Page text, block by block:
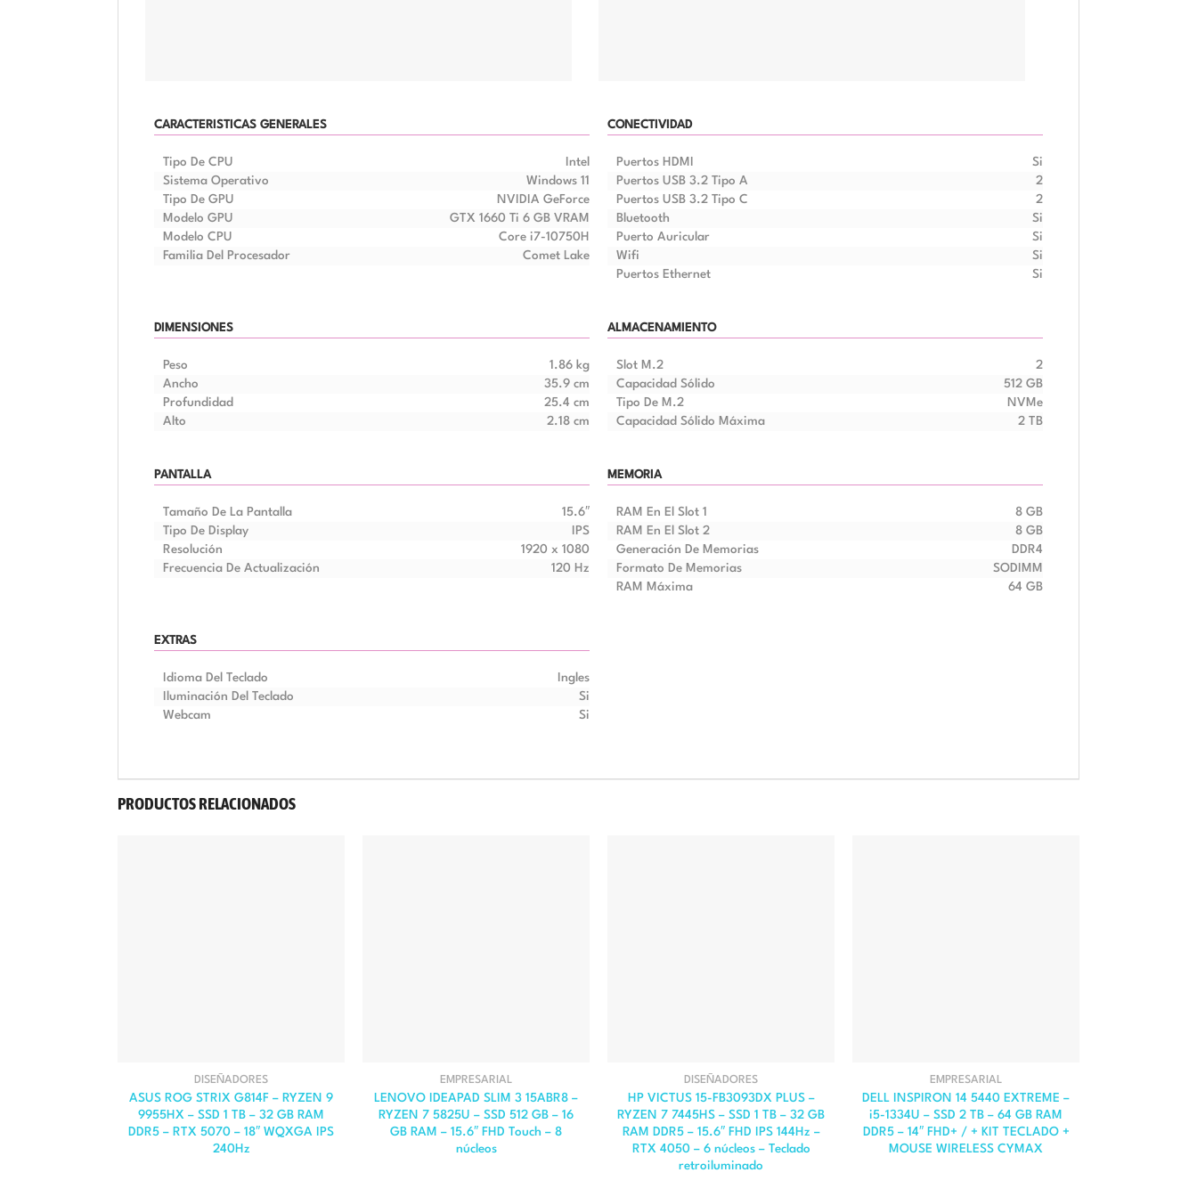
CARACTERISTICAS GENERALES
Tipo De CPU
Intel
Sistema Operativo
Windows 11
Tipo De GPU
NVIDIA GeForce
Modelo GPU
GTX 1660 Ti 6 GB VRAM
Modelo CPU
Core i7-10750H
Familia Del Procesador
Comet Lake
CONECTIVIDAD
Puertos HDMI
Si
Puertos USB 3.2 Tipo A
2
Puertos USB 3.2 Tipo C
2
Bluetooth
Si
Puerto Auricular
Si
Wifi
Si
Puertos Ethernet
Si
DIMENSIONES
Peso
1.86 kg
Ancho
35.9 cm
Profundidad
25.4 cm
Alto
2.18 cm
ALMACENAMIENTO
Slot M.2
2
Capacidad Sólido
512 GB
Tipo De M.2
NVMe
Capacidad Sólido Máxima
2 TB
PANTALLA
Tamaño De La Pantalla
15.6″
Tipo De Display
IPS
Resolución
1920 x 1080
Frecuencia De Actualización
120 Hz
MEMORIA
RAM En El Slot 1
8 GB
RAM En El Slot 2
8 GB
Generación De Memorias
DDR4
Formato De Memorias
SODIMM
RAM Máxima
64 GB
EXTRAS
Idioma Del Teclado
Ingles
Iluminación Del Teclado
Si
Webcam
Si
PRODUCTOS RELACIONADOS
DISEÑADORES
ASUS ROG STRIX G814F – RYZEN 9
9955HX – SSD 1 TB – 32 GB RAM
DDR5 – RTX 5070 – 18″ WQXGA IPS
240Hz
EMPRESARIAL
LENOVO IDEAPAD SLIM 3 15ABR8 –
RYZEN 7 5825U – SSD 512 GB – 16
GB RAM – 15.6″ FHD Touch – 8
núcleos
DISEÑADORES
HP VICTUS 15-FB3093DX PLUS –
RYZEN 7 7445HS – SSD 1 TB – 32 GB
RAM DDR5 – 15.6″ FHD IPS 144Hz –
RTX 4050 – 6 núcleos – Teclado
retroiluminado
EMPRESARIAL
DELL INSPIRON 14 5440 EXTREME –
i5-1334U – SSD 2 TB – 64 GB RAM
DDR5 – 14″ FHD+ / + KIT TECLADO +
MOUSE WIRELESS CYMAX